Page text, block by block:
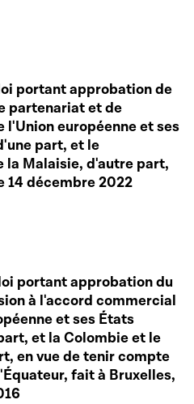
portant approbation de
partenariat et de
l'Union européenne et ses
part, et le
la Malaisie, d'autre part,
14 décembre 2022
portant approbation du
à l'accord commercial
et ses États
et la Colombie et le
en vue de tenir compte
fait à Bruxelles,